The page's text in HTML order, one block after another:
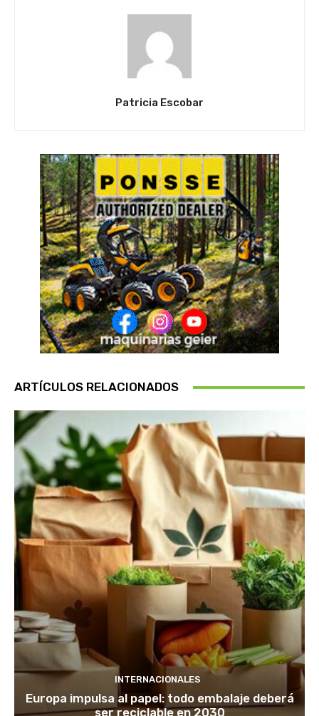
Patricia Escobar
ARTÍCULOS RELACIONADOS
INTERNACIONALES
Europa impulsa al papel: todo embalaje deberá
ser reciclable en 2030